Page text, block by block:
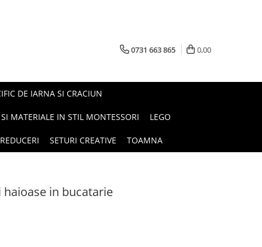
0731 663 865 0,00
DE IARNA SI CRACIUN
MATERIALE IN STIL MONTESSORI LEGO
REDUCERI SETURI CREATIVE TOAMNA
in bucatarie